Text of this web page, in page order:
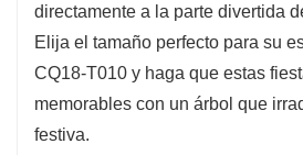
directamente a la parte divertida
Elija el tamaño perfecto para su
CQ18-T010 y haga que estas
memorables con un árbol que
festiva.